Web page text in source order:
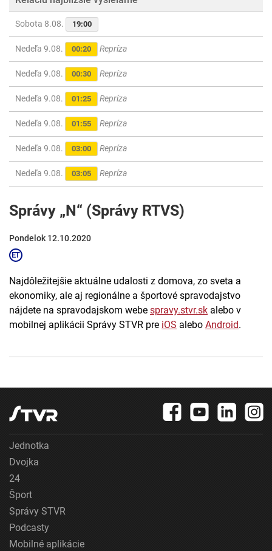
Sobota 8.08. 19:00
Nedeľa 9.08. 00:20 Repríza
Nedeľa 9.08. 00:30 Repríza
Nedeľa 9.08. 01:25 Repríza
Nedeľa 9.08. 01:55 Repríza
Nedeľa 9.08. 03:00 Repríza
Nedeľa 9.08. 03:05 Repríza
Správy „N“ (Správy RTVS)
Pondelok 12.10.2020
Najdôležitejšie aktuálne udalosti z domova, zo sveta a
ekonomiky, ale aj regionálne a športové spravodajstvo
nájdete na spravodajskom webe spravy.stvr.sk alebo v
mobilnej aplikácii Správy STVR pre iOS alebo Android.
Jednotka
Dvojka
24
Šport
Správy STVR
Podcasty
Mobilné aplikácie